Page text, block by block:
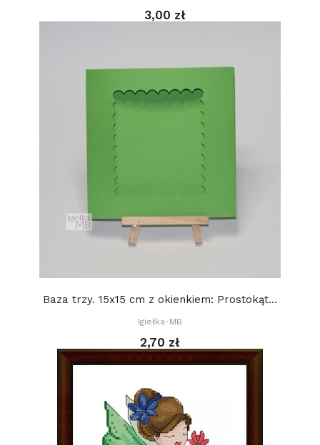
3,00 zł
Baza trzy. 15x15 cm z okienkiem: Prostokąt...
Igiełka-MB
2,70 zł